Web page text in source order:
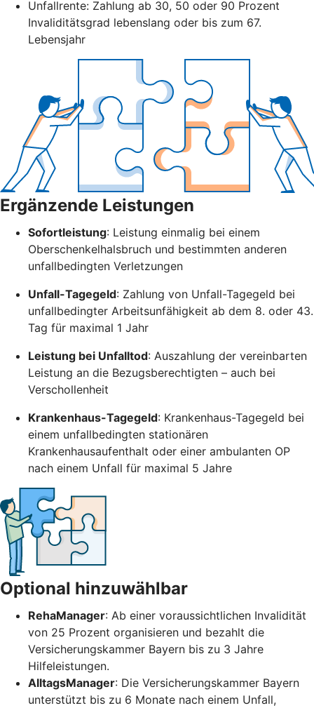
Unfallrente: Zahlung ab 30, 50 oder 90 Prozent
Invaliditätsgrad lebenslang oder bis zum 67.
Lebensjahr
Ergänzende Leistungen
Sofortleistung: Leistung einmalig bei einem
Oberschenkelhalsbruch und bestimmten anderen
unfallbedingten Verletzungen
Unfall-Tagegeld: Zahlung von Unfall-Tagegeld bei
unfallbedingter Arbeitsunfähigkeit ab dem 8. oder 43.
Tag für maximal 1 Jahr
Leistung bei Unfalltod: Auszahlung der vereinbarten
Leistung an die Bezugsberechtigten – auch bei
Verschollenheit
Krankenhaus-Tagegeld: Krankenhaus-Tagegeld bei
einem unfallbedingten stationären
Krankenhausaufenthalt oder einer ambulanten OP
nach einem Unfall für maximal 5 Jahre
Optional hinzuwählbar
RehaManager: Ab einer voraussichtlichen Invalidität
von 25 Prozent organisieren und bezahlt die
Versicherungskammer Bayern bis zu 3 Jahre
Hilfeleistungen.
AlltagsManager: Die Versicherungskammer Bayern
unterstützt bis zu 6 Monate nach einem Unfall,